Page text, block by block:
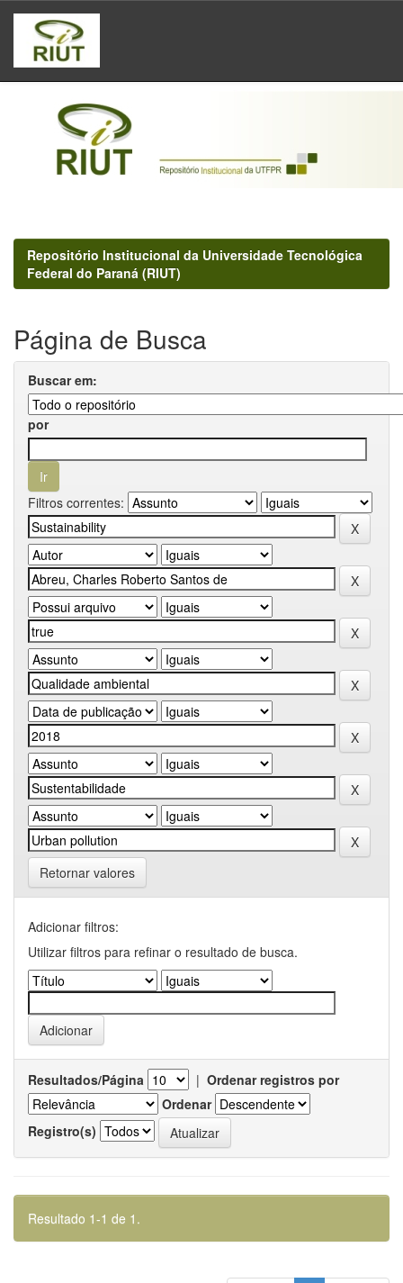
Skip
navigation
Repositório Institucional da Universidade Tecnológica
Federal do Paraná (RIUT)
Página de Busca
Buscar em:
por
Filtros correntes:
Retornar valores
Adicionar filtros:
Utilizar filtros para refinar o resultado de busca.
Resultados/Página | Ordenar registros por
Ordenar
Registro(s)
Resultado 1-1 de 1.